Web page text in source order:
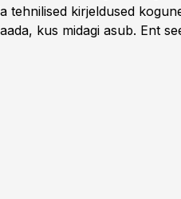
kirjeldused
kus midagi asub. Ent